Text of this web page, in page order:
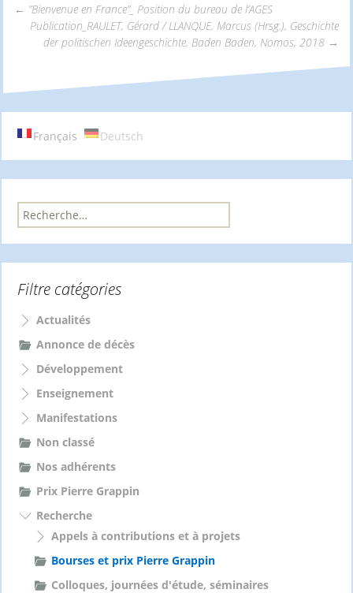
Navigation
des
articles
← ”Bienvenue en France”_ Position du bureau de l’AGES
Publication_RAULET, Gérard / LLANQUE, Marcus (Hrsg.), Geschichte
der politischen Ideengeschichte, Baden Baden, Nomos, 2018 →
Français Deutsch
R
e
r
h
r
Filtre catégories
Actualités
Annonce de décès
Développement
Enseignement
Manifestations
Non classé
Nos adhérents
Prix Pierre Grappin
Recherche
Appels à contributions et à projets
Bourses et prix Pierre Grappin
Colloques, journées d'étude, séminaires